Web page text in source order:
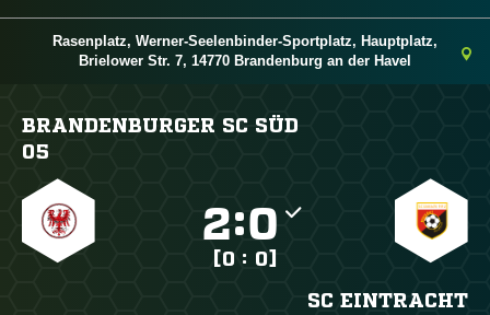
Rasenplatz, Werner-Seelenbinder-Sportplatz, Hauptplatz,
Brielower Str. 7, 14770 Brandenburg an der Havel
BRANDENBURGER SC SÜD
05
:
[0 : 0]
SC EINTRACHT